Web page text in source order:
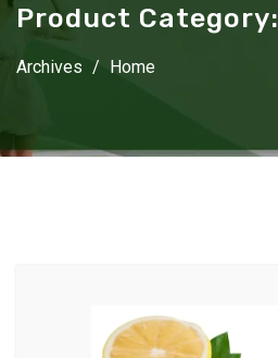
Product Category:
Home
/
Archives